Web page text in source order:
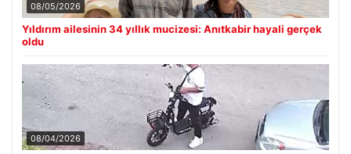
08/05/2026
Yıldırım ailesinin 34 yıllık mucizesi: Anıtkabir hayali gerçek
oldu
08/04/2026